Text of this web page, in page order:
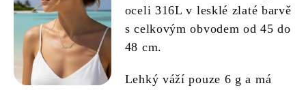
oceli 316L v lesklé zlaté barvě
s celkovým obvodem od 45 do
48 cm.
Lehký váží pouze 6 g a má